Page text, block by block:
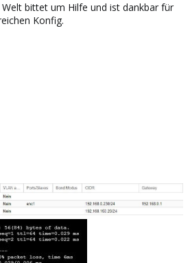
Welt bittet um Hilfe und ist dankbar für
Konfig.